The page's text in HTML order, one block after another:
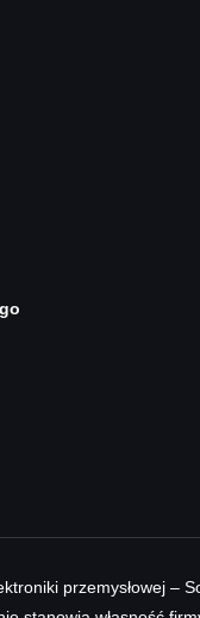
przemysłowej –